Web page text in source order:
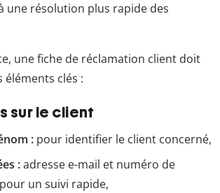
une résolution plus rapide des
une fiche de réclamation client doit
clés :
sur le client
: pour identifier le client concerné,
:adresse e-mail et numéro de
un suivi rapide,